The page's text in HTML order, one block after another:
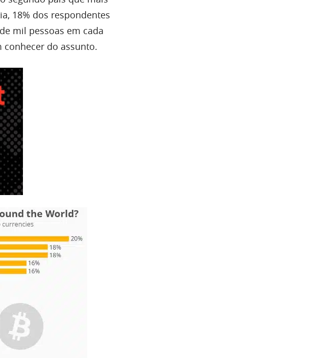
18% dos respondentes
mil pessoas em cada
conhecer do assunto.